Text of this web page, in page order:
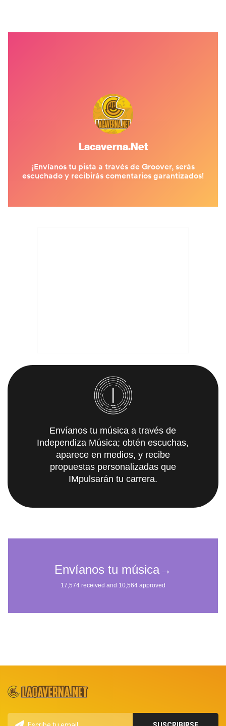
Envíanos tu música a través de
Independiza Música; obtén escuchas,
aparece en medios, y recibe
propuestas personalizadas que
IMpulsarán tu carrera.